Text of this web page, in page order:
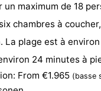
maximum de 18
chambres à
La plage est à
24 minutes à
From €1.965 (basse